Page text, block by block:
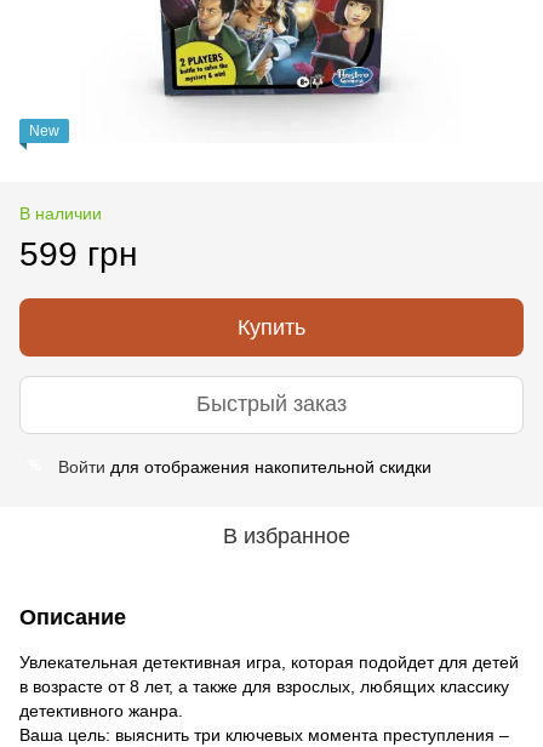
New
В наличии
599 грн
Купить
Быстрый заказ
Войти для отображения накопительной скидки
В избранное
Описание
Увлекательная детективная игра, которая подойдет для детей
в возрасте от 8 лет, а также для взрослых, любящих классику
детективного жанра.
Ваша цель: выяснить три ключевых момента преступления –